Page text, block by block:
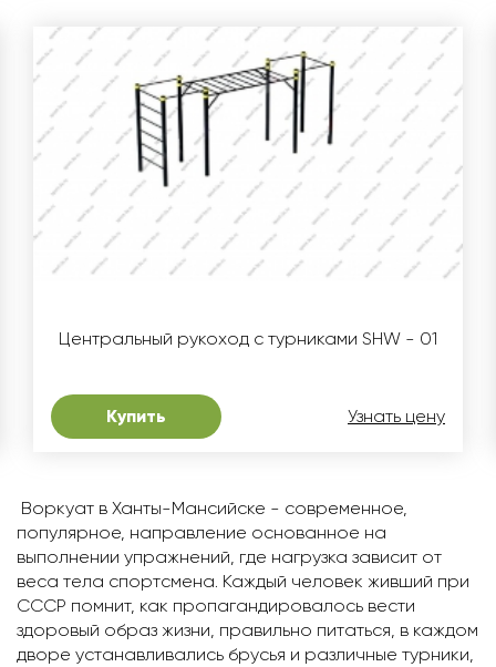
Центральный рукоход с турниками SHW - 01
Купить Узнать цену
Воркуат в Ханты-Мансийске - современное,
популярное, направление основанное на
выполнении упражнений, где нагрузка зависит от
веса тела спортсмена. Каждый человек живший при
СССР помнит, как пропагандировалось вести
здоровый образ жизни, правильно питаться, в каждом
дворе устанавливались брусья и различные турники,